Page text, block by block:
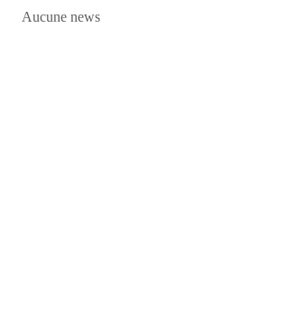
Aucune news